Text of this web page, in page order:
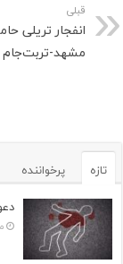
قبلی
انفجار تریلی
مشهد-تربت‌جام
تازه پرخواننده